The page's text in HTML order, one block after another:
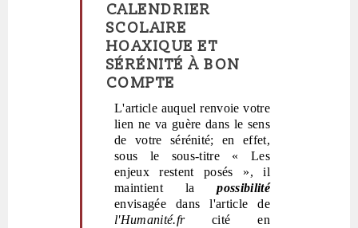
En
réponse
à
Arrêtez
de
faire
peur!
par
Polit'producteur
(non
vérifié)
CALENDRIER
SCOLAIRE
HOAXIQUE ET
SÉRÉNITÉ À BON
COMPTE
L'article auquel renvoie votre
lien ne va guère dans le sens
de votre sérénité; en effet,
sous le sous-titre « Les
enjeux restent posés », il
maintient lapossibilité
envisagée dans l'article de
l'Humanité.frcité en